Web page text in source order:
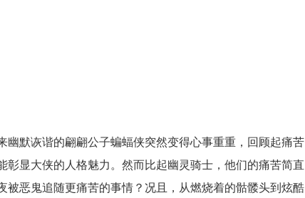
默诙谐的翩翩公子蝙蝠侠突然变得心事重重，回顾起痛苦
显大侠的人格魅力。然而比起幽灵骑士，他们的痛苦简直
恶鬼追随更痛苦的事情？况且，从燃烧着的骷髅头到炫酷